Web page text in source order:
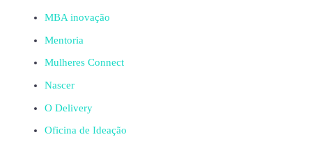
MBA inovação
Mentoria
Mulheres Connect
Nascer
O Delivery
Oficina de Ideação